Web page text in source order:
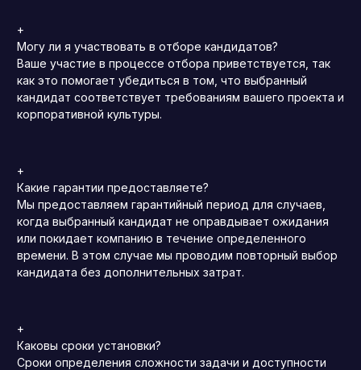
+
Могу ли я участвовать в отборе кандидатов?
Ваше участие в процессе отбора приветствуется, так
как это помогает убедиться в том, что выбранный
кандидат соответствует требованиям вашего проекта и
корпоративной культуры.
+
Какие гарантии предоставляете?
Мы предоставляем гарантийный период для случаев,
когда выбранный кандидат не оправдывает ожидания
или покидает компанию в течение определенного
времени. В этом случае мы проводим повторный выбор
кандидата без дополнительных затрат.
+
Каковы сроки установки?
Сроки определения сложности задачи и доступности